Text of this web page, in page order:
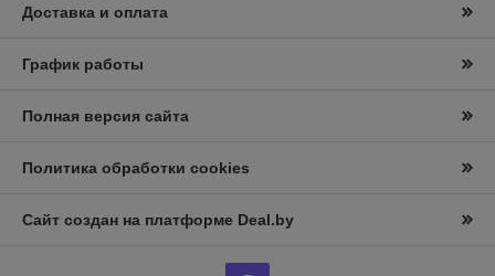
Доставка и оплата
График работы
Полная версия сайта
Политика обработки cookies
Сайт создан на платформе Deal.by